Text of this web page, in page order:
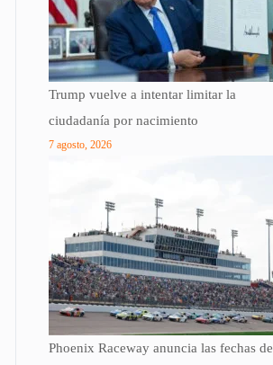
Trump vuelve a intentar limitar la
ciudadanía por nacimiento
7 agosto, 2026
Phoenix Raceway anuncia las fechas de